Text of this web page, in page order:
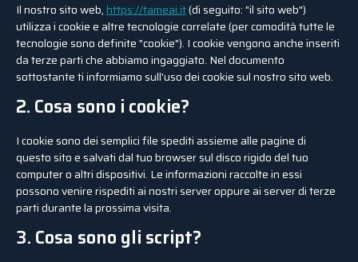
Il nostro sito web, https://tameai.it(di seguito: "il sito web")
utilizza i cookie e altre tecnologie correlate (per comodità tutte le
tecnologie sono definite "cookie"). I cookie vengono anche inseriti
da terze parti che abbiamo ingaggiato. Nel documento
sottostante ti informiamo sull'uso dei cookie sul nostro sito web.
2. Cosa sono i cookie?
I cookie sono dei semplici file spediti assieme alle pagine di
questo sito e salvati dal tuo browser sul disco rigido del tuo
computer o altri dispositivi. Le informazioni raccolte in essi
possono venire rispediti ai nostri server oppure ai server di terze
parti durante la prossima visita.
3. Cosa sono gli script?